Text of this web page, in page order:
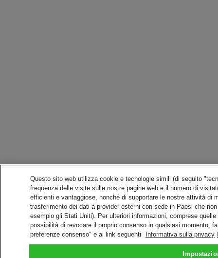
Questo sito web utilizza cookie e tecnologie simili (di seguito
frequenza delle visite sulle nostre pagine web e il numero di
efficienti e vantaggiose, nonché di supportare le nostre attività di
trasferimento dei dati a provider esterni con sede in Paesi che
esempio gli Stati Uniti). Per ulteriori informazioni, comprese
possibilità di revocare il proprio consenso in qualsiasi momento,
preferenze consenso" e ai link seguenti
Informativa sulla privacy